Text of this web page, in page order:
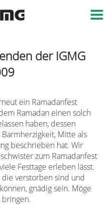
der IGMG
ein Ramadanfest
Ramadan einen solch
haben, dessen
Mitte als
beschrieben hat. Wir
zum Ramadanfest
Festtage erleben lässt.
verstorben sind und
gnädig sein. Möge
bringen.